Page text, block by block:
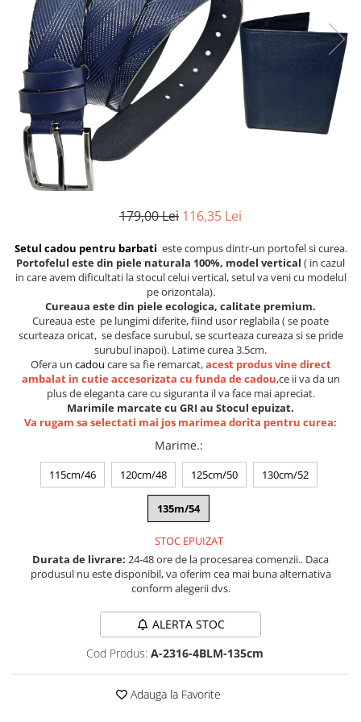
Cadouri barbati
Seturi cadou barbati
Seturi cadou barbati portofel si curea
Ceasuri pentru EL
Cadouri craciun barbati
Cadouri personalizate barbati
Cadouri copii
Caciuli copii
Cadouri craciun copii
Colectia Disney
Sticlă pentru apa Personalizată
Sepci personalizate
Seturi cadou pentru copii KID's Collection
Lenjerii de pat pentru copii
Cadouri Cuplu
Pijamale de barbati
Halate si pijamale Family
Incaltaminte
Pijamale de copii
Cadouri ocazii speciale
Etichete scolare
Sepci personalizate
Bannere personalizate scoli si gradinite
Caserole personalizate sandwich
Saculeti personalizati
Sticla de apa personalizata
Agende si caiete personalizate
179,00 Lei 116,35 Lei
Setul cadou pentru barbati este compus dintr-un portofel si curea.
Portofelul este din piele naturala 100%, model vertical ( in cazul
in care avem dificultati la stocul celui vertical, setul va veni cu modelul
pe orizontala).
Cureaua este din piele ecologica, calitate premium.
Cureaua este pe lungimi diferite, fiind usor reglabila ( se poate
scurteaza oricat, se desface surubul, se scurteaza cureaza si se pride
surubul inapoi). Latime curea 3.5cm.
Ofera un cadou care sa fie remarcat,acest produs vine direct
ambalat in cutie accesorizata cu funda de cadou,ce ii va da un
plus de eleganta care cu siguranta il va face mai apreciat.
Marimile marcate cu GRI au Stocul epuizat.
Va rugam sa selectati mai jos marimea dorita pentru curea:
Marime.:
115cm/46 120cm/48 125cm/50 130cm/52
135m/54
STOC EPUIZAT
Durata de livrare: 24-48 ore de la procesarea comenzii.. Daca
produsul nu este disponibil, va oferim cea mai buna alternativa
conform alegerii dvs.
ALERTA STOC
Cod Produs: A-2316-4BLM-135cm
Adauga la Favorite